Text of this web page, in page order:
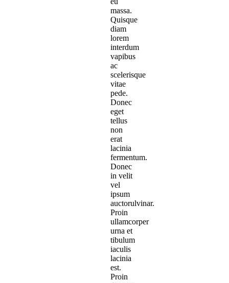
massa.
Quisque
diam
lorem
interdum
vapibus
ac
scelerisque
vitae
pede.
Donec
eget
tellus
non
erat
lacinia
fermentum.
Donec
in velit
vel
ipsum
auctorulvinar.
Proin
ullamcorper
urna et
tibulum
iaculis
lacinia
est.
Proin